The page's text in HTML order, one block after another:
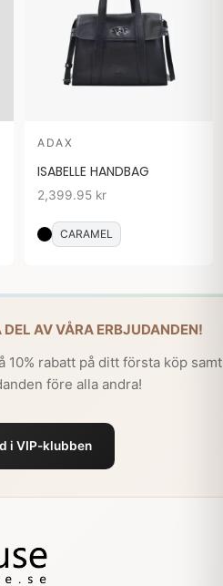
ADAX
ISABELLE HANDBAG
2,399.95 kr
CARAMEL
AV VÅRA ERBJUDANDEN!
10% rabatt på ditt första köp samt
före alla andra!
i VIP-klubben